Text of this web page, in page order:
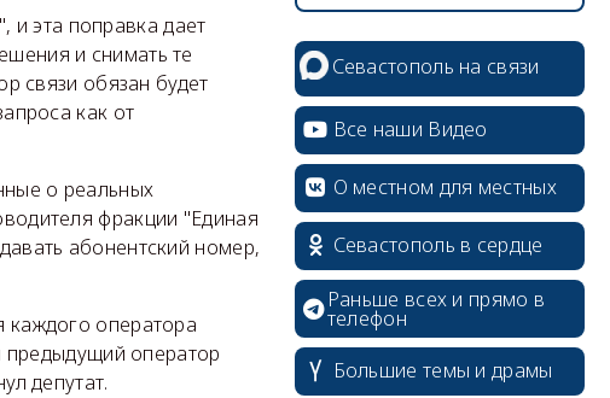
и эта поправка дает
и снимать те
связи обязан будет
как от
о реальных
фракции "Единая
абонентский номер,
каждого оператора
предыдущий оператор
депутат.
Севастополь на связи
Все наши Видео
О местном для местных
Севастополь в сердце
Раньше всех и прямо в
телефон
Большие темы и драмы
erid: 2SDnjcrDNw6